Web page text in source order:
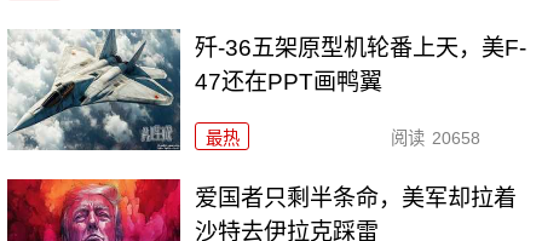
歼-36五架原型机轮番上天，美F-
47还在PPT画鸭翼
最热 阅读 20658
爱国者只剩半条命，美军却拉着
沙特去伊拉克踩雷